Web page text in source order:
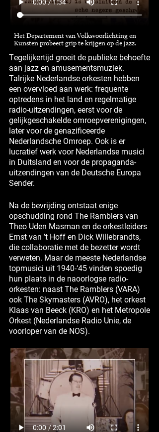
Het Departement van Volksvoorlichting en
Kunsten probeert grip te krijgen op de jazz.
Tegelijkertijd groeit de publieke behoefte
aan jazz en amusementsmuziek.
Talrijke Nederlandse orkesten hebben
een overvloed aan werk: frequente
optredens in het land en regelmatige
radio-uitzendingen, eerst voor de
gelijkgeschakelde omroepverenigingen,
later voor de genazificeerde
Nederlandsche Omroep. Ook is er
lucratief werk voor Nederlandse musici
in Duitsland en voor de propaganda-
uitzendingen van de Deutsche Europa
Sender.
Na de bevrijding ontstaat enige
opschudding rond The Ramblers van
Theo Uden Masman en de orkestleiders
Ernst van ’t Hoff en Dick Willebrandts,
die collaboratie met de bezetter wordt
verweten. Maar de meeste Nederlandse
topmusici uit 1940-‘45 vinden spoedig
hun plaats in de naoorlogse radio-
orkesten: naast The Ramblers (VARA)
ook The Skymasters (AVRO), het orkest
Klaas van Beeck (KRO) en het Metropole
Orkest (Nederlandse Radio Unie, de
voorloper van de NOS).